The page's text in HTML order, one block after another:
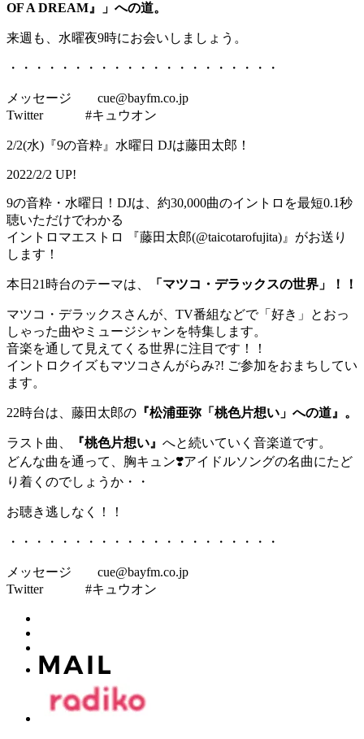
OF A DREAM』」への道。
来週も、水曜夜9時にお会いしましょう。
・・・・・・・・・・・・・・・・・・・・・
メッセージ cue@bayfm.co.jp
Twitter #キュウオン
2/2(水)『9の音粋』水曜日 DJは藤田太郎！
2022/2/2 UP!
9の音粋・水曜日！DJは、約30,000曲のイントロを最短0.1秒
聴いただけでわかる
イントロマエストロ 『藤田太郎(@taicotarofujita)』がお送り
します！
本日21時台のテーマは、 「マツコ・デラックスの世界」！！
マツコ・デラックスさんが、TV番組などで「好き」とおっ
しゃった曲やミュージシャンを特集します。
音楽を通して見えてくる世界に注目です！！
イントロクイズもマツコさんがらみ?! ご参加をおまちしてい
ます。
22時台は、藤田太郎の 『松浦亜弥「桃色片想い」への道』。
ラスト曲、 『桃色片想い』 へと続いていく音楽道です。
どんな曲を通って、胸キュン❣️アイドルソングの名曲にたど
り着くのでしょうか・・
お聴き逃しなく！！
・・・・・・・・・・・・・・・・・・・・・
メッセージ cue@bayfm.co.jp
Twitter #キュウオン